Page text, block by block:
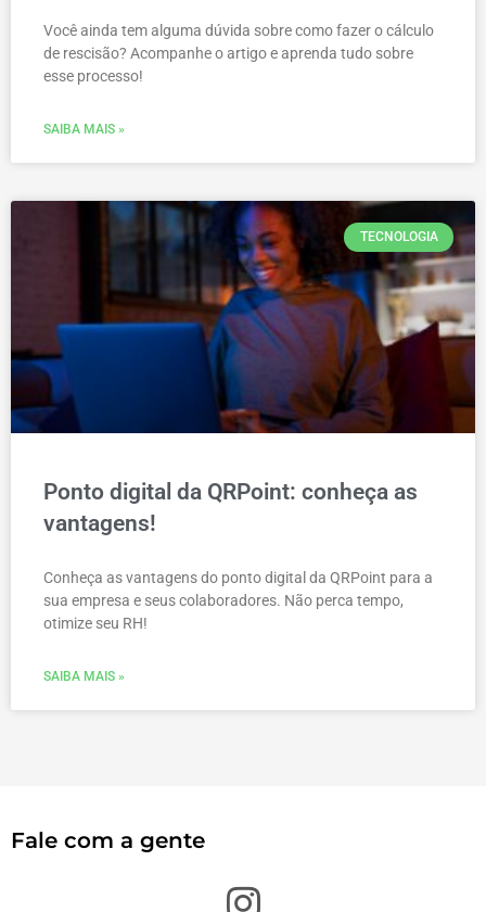
Você ainda tem alguma dúvida sobre como fazer o cálculo
de rescisão? Acompanhe o artigo e aprenda tudo sobre
esse processo!
SAIBA MAIS »
TECNOLOGIA
Ponto digital da QRPoint: conheça as
vantagens!
Conheça as vantagens do ponto digital da QRPoint para a
sua empresa e seus colaboradores. Não perca tempo,
otimize seu RH!
SAIBA MAIS »
Fale com a gente